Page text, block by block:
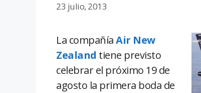
23 julio, 2013
La compañíaAir New
Zealand tiene previsto
celebrar el próximo 19 de
agosto la primera boda de